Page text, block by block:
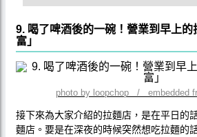
9. 喝了啤酒後的一碗！營業到早上的
富」
photo by loopchop / embedded
接下來為大家介紹的拉麵店，是在平日的
麵店。要是在深夜的時候突然想吃拉麵的